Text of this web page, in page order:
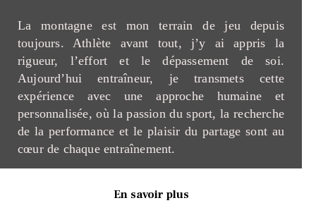
La montagne est mon terrain de jeu depuis
toujours. Athlète avant tout, j’y ai appris la
rigueur, l’effort et le dépassement de soi.
Aujourd’hui entraîneur, je transmets cette
expérience avec une approche humaine et
personnalisée, où la passion du sport, la recherche
de la performance et le plaisir du partage sont au
cœur de chaque entraînement.
En savoir plus